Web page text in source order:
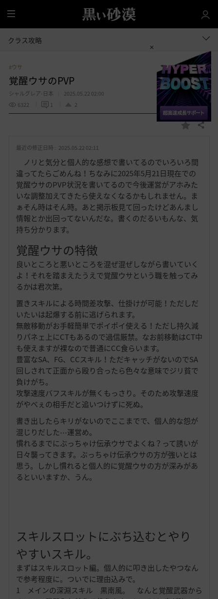
全
体
クラス攻略
#ウサ
覚醒ウサのPVP
シャルグレア-日本
2025.05.22 02:00
6322
1 2
お
入
り
共有する
最近の修正日時 : 2025.05.22 02:11
ノリと気分と個人的な感想で書いてるのでいろいろ間
違ってたらごめんね！ちなみに2025年5月21日現在での
覚醒ウサのPVP状況を書いてるので今後運営がアホみた
いな調整加えてきたら使えなくなるかもしれません。ま
ぁそん時はそん時。あと掲示板見て回ったけどあんまし
情報とか出回ってないんだな。書くのだるいもんな、気
持ち分かります。
覚醒ウサの特徴
良いところと悪いところを混ぜ混ぜしながら書いていく
よ！それを踏まえたうえで覚醒ウサという職を触ってみ
るかは君次第。
置きスキルによる時間差攻撃、仕掛けが可能！ただしだ
いたいは起爆する前に逃げられます。
無敵移動がお手軽簡単でポイポイ使える！ただし持久減
りパネェ上にCTもあるので過信厳禁。なお前移動はCT中
も使えますが裸なので普通にCC食らいます。
豊富なSA、FG、CCスキル！ただキャッチがないのでSA
回しされて正面から殴り合ったら色々な意味でジリ貧で
負けがち。
攻撃速度バフスキルが無くもっさり。そのため攻撃速度
がやべぇの相手だと追いつけずに死ぬ。
書き出したらキリがないのでここまでで、個人的な怨が
混じりだした⋯運営め。
慣れるまでにぶっちゃけ伝承ウサでよくね？って誘いが
日々襲ってきます。ぶっちゃけ伝承ウサの方が強いとは
思う。しかし慣れると個人的に覚醒ウサの方が深みがあ
るといいますか、うん。
スキルスロットにぶち込むとやり
やすいスキル。
まずはスキルスロット編。個人的に叩き出したやつなん
で参考程度に。ついでに理由込みで。
1 メインの深淵スキル 黒南風。 なんと覚醒武器から